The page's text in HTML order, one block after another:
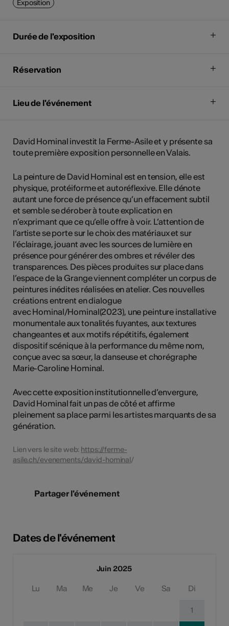
Exposition
Durée de l'exposition
Réservation
Lieu de l'événement
David Hominal investit la Ferme-Asile et y présente sa
toute première exposition personnelle en Valais.
La peinture de David Hominal est en tension, elle est
physique, protéiforme et autoréflexive. Elle dénote
autant une force de présence qu’un effacement subtil
et semble se dérober à toute explication en
n’exprimant que ce qu’elle offre à voir. L’attention de
l’artiste se porte sur le choix des matériaux et sur
l’éclairage, jouant avec les sources de lumière en
présence pour générer des ombres et révéler des
transparences. Des pièces produites sur place dans
l’espace de la Grange viennent compléter un corpus de
peintures inédites réalisées en atelier. Ces nouvelles
créations entrent en dialogue
avec Hominal/Hominal(2023), une peinture installative
monumentale aux tonalités fuyantes, aux textures
changeantes et aux motifs répétitifs, également
dispositif scénique à la performance du même nom,
conçue avec sa sœur, la danseuse et chorégraphe
Marie-Caroline Hominal.
Avec cette exposition institutionnelle d’envergure,
David Hominal fait un pas de côté et affirme
pleinement sa place parmi les artistes marquants de sa
génération.
Lien vers le site web: https://ferme-
asile.ch/evenements/david-hominal/
Partager l'événement
Dates de l'événement
Juin 2025
Lu Ma Me Je Ve Sa Di
1